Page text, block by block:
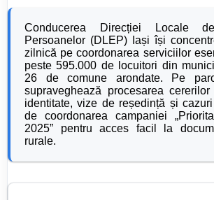
Conducerea Direcției Locale
Persoanelor (DLEP) Iași își
zilnică pe coordonarea serviciilor
peste 595.000 de locuitori din
26 de comune arondate. Pe
supraveghează procesarea
identitate, vize de reședință și
de coordonarea campaniei
2025” pentru acces facil la
rurale.